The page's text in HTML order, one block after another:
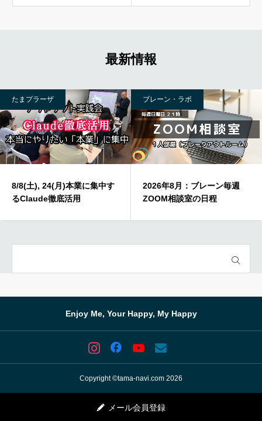
最新情報
たまプラーザ
8/8(土), 24(月)本業に集中す
るClaude徹底活用
ブレーン・ラボ
2026年8月：ブレーン毎週
ZOOM相談室の日程
Enjoy Me, Your Happy, My Happy
Copyright ©tama-navi.com 2026
メール会員登録